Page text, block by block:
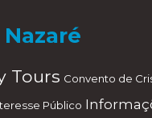
Tours Convento de
Público